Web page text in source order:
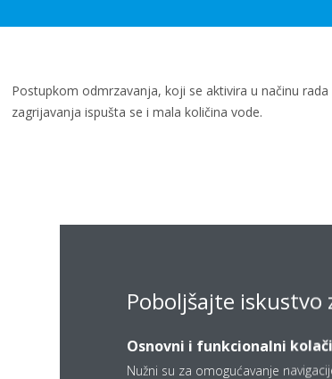
Postupkom odmrzavanja, koji se aktivira u načinu
zagrijavanja ispušta se i mala količina vode.
Poboljšajte iskustvo
Osnovni i funkcionalni
Nužni su za omogućavanje